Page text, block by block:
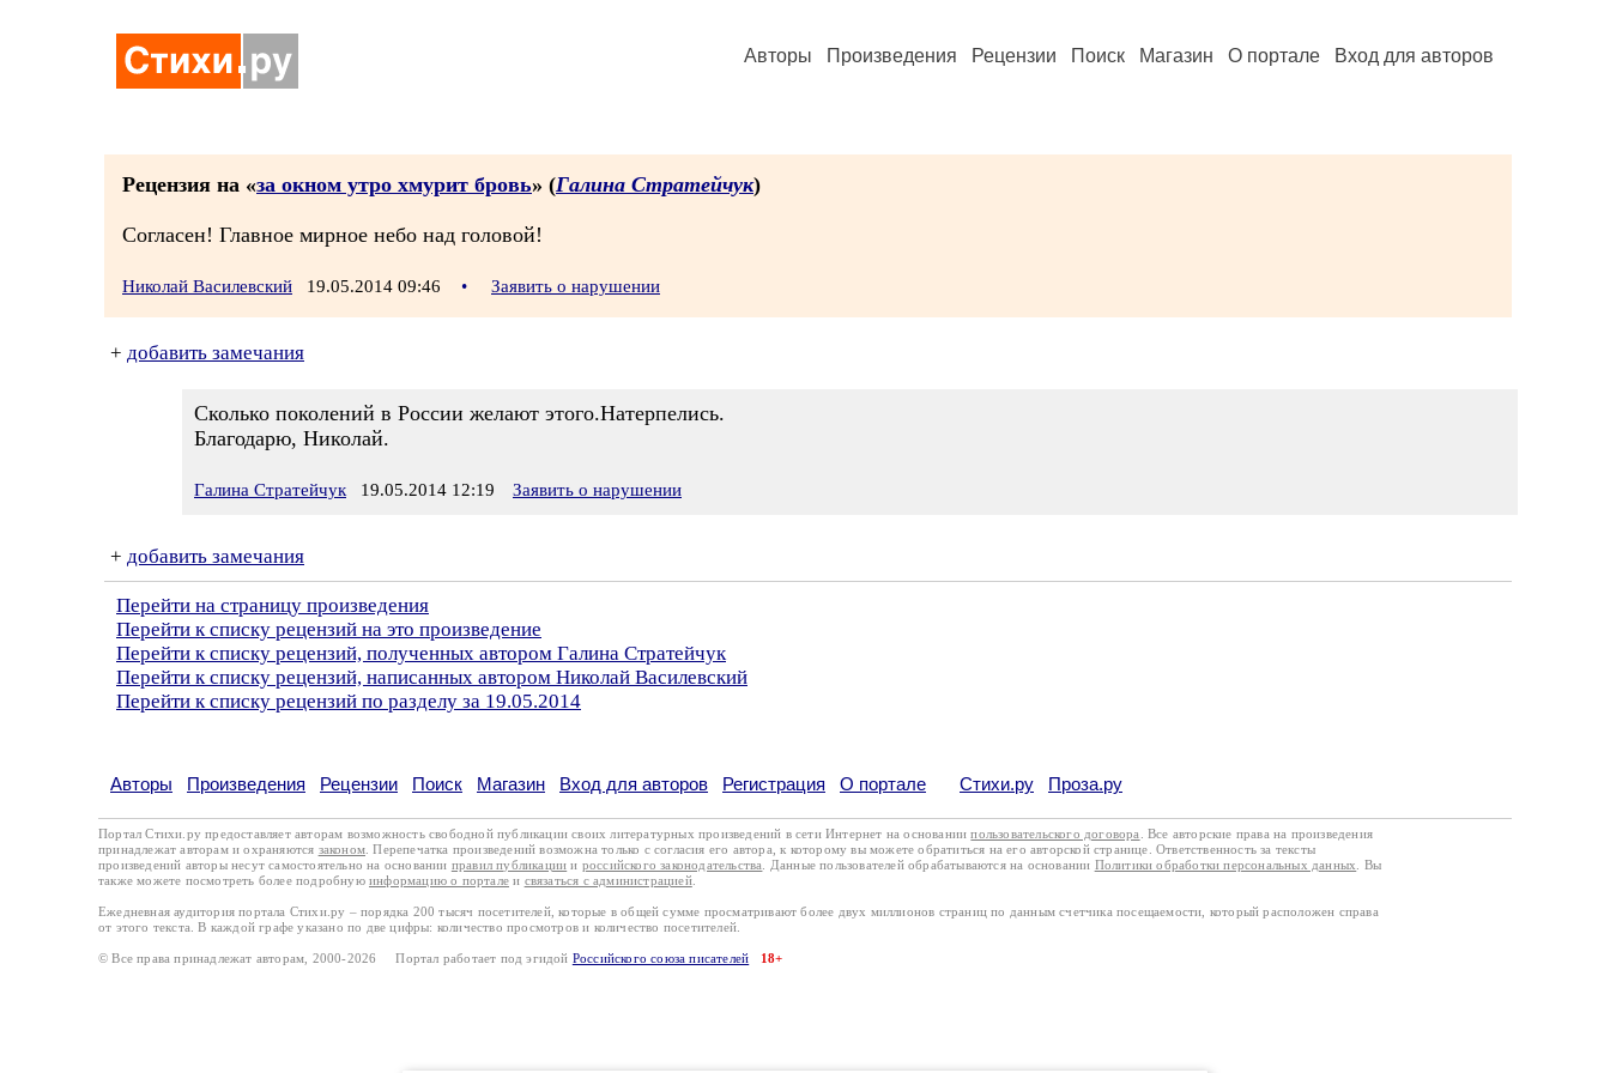
Авторы Произведения Рецензии Поиск Магазин О портале Вход для авторов
Рецензия на «за окном утро хмурит бровь» (Галина Стратейчук)
Согласен! Главное мирное небо над головой!
Николай Василевский 19.05.2014 09:46 • Заявить о нарушении
+ добавить замечания
Сколько поколений в России желают этого.Натерпелись.
Благодарю, Николай.
Галина Стратейчук 19.05.2014 12:19 Заявить о нарушении
+ добавить замечания
Перейти на страницу произведения
Перейти к списку рецензий на это произведение
Перейти к списку рецензий, полученных автором Галина Стратейчук
Перейти к списку рецензий, написанных автором Николай Василевский
Перейти к списку рецензий по разделу за 19.05.2014
Авторы Произведения Рецензии Поиск Магазин Вход для авторов Регистрация О портале Стихи.ру Проза.ру
Портал Стихи.ру предоставляет авторам возможность свободной публикации своих литературных произведений в сети Интернет на основаниипользовательского договора
. Все авторские права на произведения
принадлежат авторам и охраняются законом . Перепечатка произведений возможна только с согласия его автора, к которому вы можете обратиться на его авторской странице. Ответственность за тексты
произведений авторы несут самостоятельно на основании правил публикации и российского законодательства . Данные пользователей обрабатываются на основании Политики обработки персональных данных
. Вы
также можете посмотреть более подробную информацию о портале и связаться с администрацией.
Ежедневная аудитория портала Стихи.ру – порядка 200 тысяч посетителей, которые в общей сумме просматривают более двух миллионов страниц по данным счетчика посещаемости, который расположен справа
от этого текста. В каждой графе указано по две цифры: количество просмотров и количество посетителей.
© Все права принадлежат авторам, 2000-2026 Портал работает под эгидой Российского союза писателей 18+